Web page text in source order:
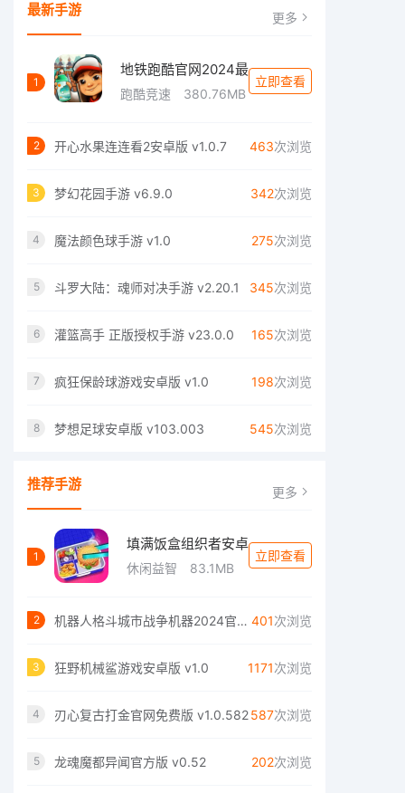
最新手游 更多
1
地铁跑酷官网2024最
跑酷竞速 380.76MB
立即查看
2 开心水果连连看2安卓版 v1.0.7 463次浏览
3 梦幻花园手游 v6.9.0 342次浏览
4 魔法颜色球手游 v1.0 275次浏览
5 斗罗大陆：魂师对决手游 v2.20.1 345次浏览
6 灌篮高手 正版授权手游 v23.0.0 165次浏览
7 疯狂保龄球游戏安卓版 v1.0 198次浏览
8 梦想足球安卓版 v103.003 545次浏览
推荐手游 更多
1
填满饭盒组织者安卓
休闲益智 83.1MB
立即查看
2 机器人格斗城市战争机器2024官方最新版 V1.0 401次浏览
3 狂野机械鲨游戏安卓版 v1.0 1171次浏览
4 刃心复古打金官网免费版 v1.0.582587次浏览
5 龙魂魔都异闻官方版 v0.52 202次浏览